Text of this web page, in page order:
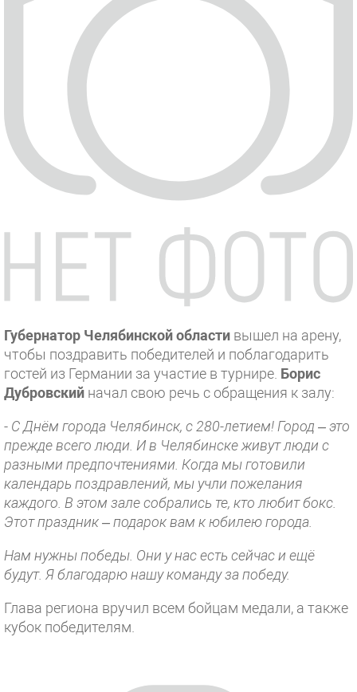
Губернатор Челябинской области вышел на арену,
чтобы поздравить победителей и поблагодарить
гостей из Германии за участие в турнире. Борис
Дубровский начал свою речь с обращения к залу:
- С Днём города Челябинск, с 280-летием! Город – это
прежде всего люди. И в Челябинске живут люди с
разными предпочтениями. Когда мы готовили
календарь поздравлений, мы учли пожелания
каждого. В этом зале собрались те, кто любит бокс.
Этот праздник – подарок вам к юбилею города.
Нам нужны победы. Они у нас есть сейчас и ещё
будут. Я благодарю нашу команду за победу.
Глава региона вручил всем бойцам медали, а также
кубок победителям.